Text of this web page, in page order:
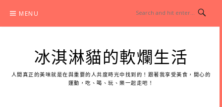
content
MENU
冰淇淋貓的軟爛生活
人間真正的美味就是在與重要的人共度時光中找到的！跟著我享受美食，開心的
運動，吃、喝、玩、樂一起走吧！